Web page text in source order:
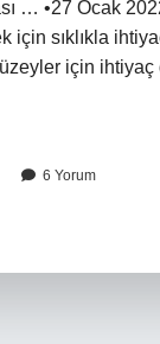
… •27 Ocak
için sıklıkla
için ihtiyaç
6 Yorum